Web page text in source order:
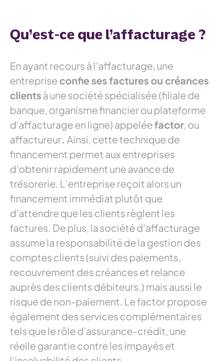
Qu’est-ce que l’affacturage ?
En ayant recours à l’affacturage, une
entreprise confie ses factures ou créances
clientsà une société spécialisée (filiale de
banque, organisme financier ou plateforme
d’affacturage en ligne) appeléefactor, ou
affactureur. Ainsi, cette technique de
financement permet aux entreprises
d’obtenir rapidement une avance de
trésorerie. L’entreprise reçoit alors un
financement immédiat plutôt que
d’attendre que les clients règlent les
factures. De plus, la société d’affacturage
assume la responsabilité de la gestion des
comptes clients (suivi des paiements,
recouvrement des créances et relance
auprès des clients débiteurs.) mais aussi le
risque de non-paiement. Le factor propose
également des services complémentaires
tels que le rôle d’assurance-crédit, une
réelle garantie contre les impayés et